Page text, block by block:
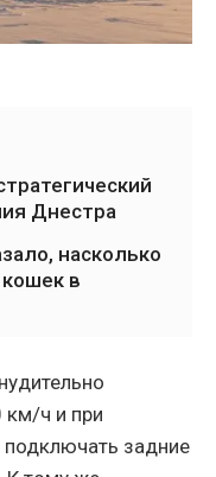
Днестра
насколько
в
км/ч и при
задние